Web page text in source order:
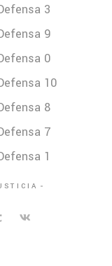
3
9
0
10
8
7
1